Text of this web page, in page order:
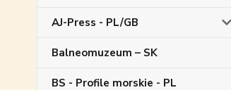
AJ-Press - PL/GB
Balneomuzeum – SK
BS - Profile morskie - PL